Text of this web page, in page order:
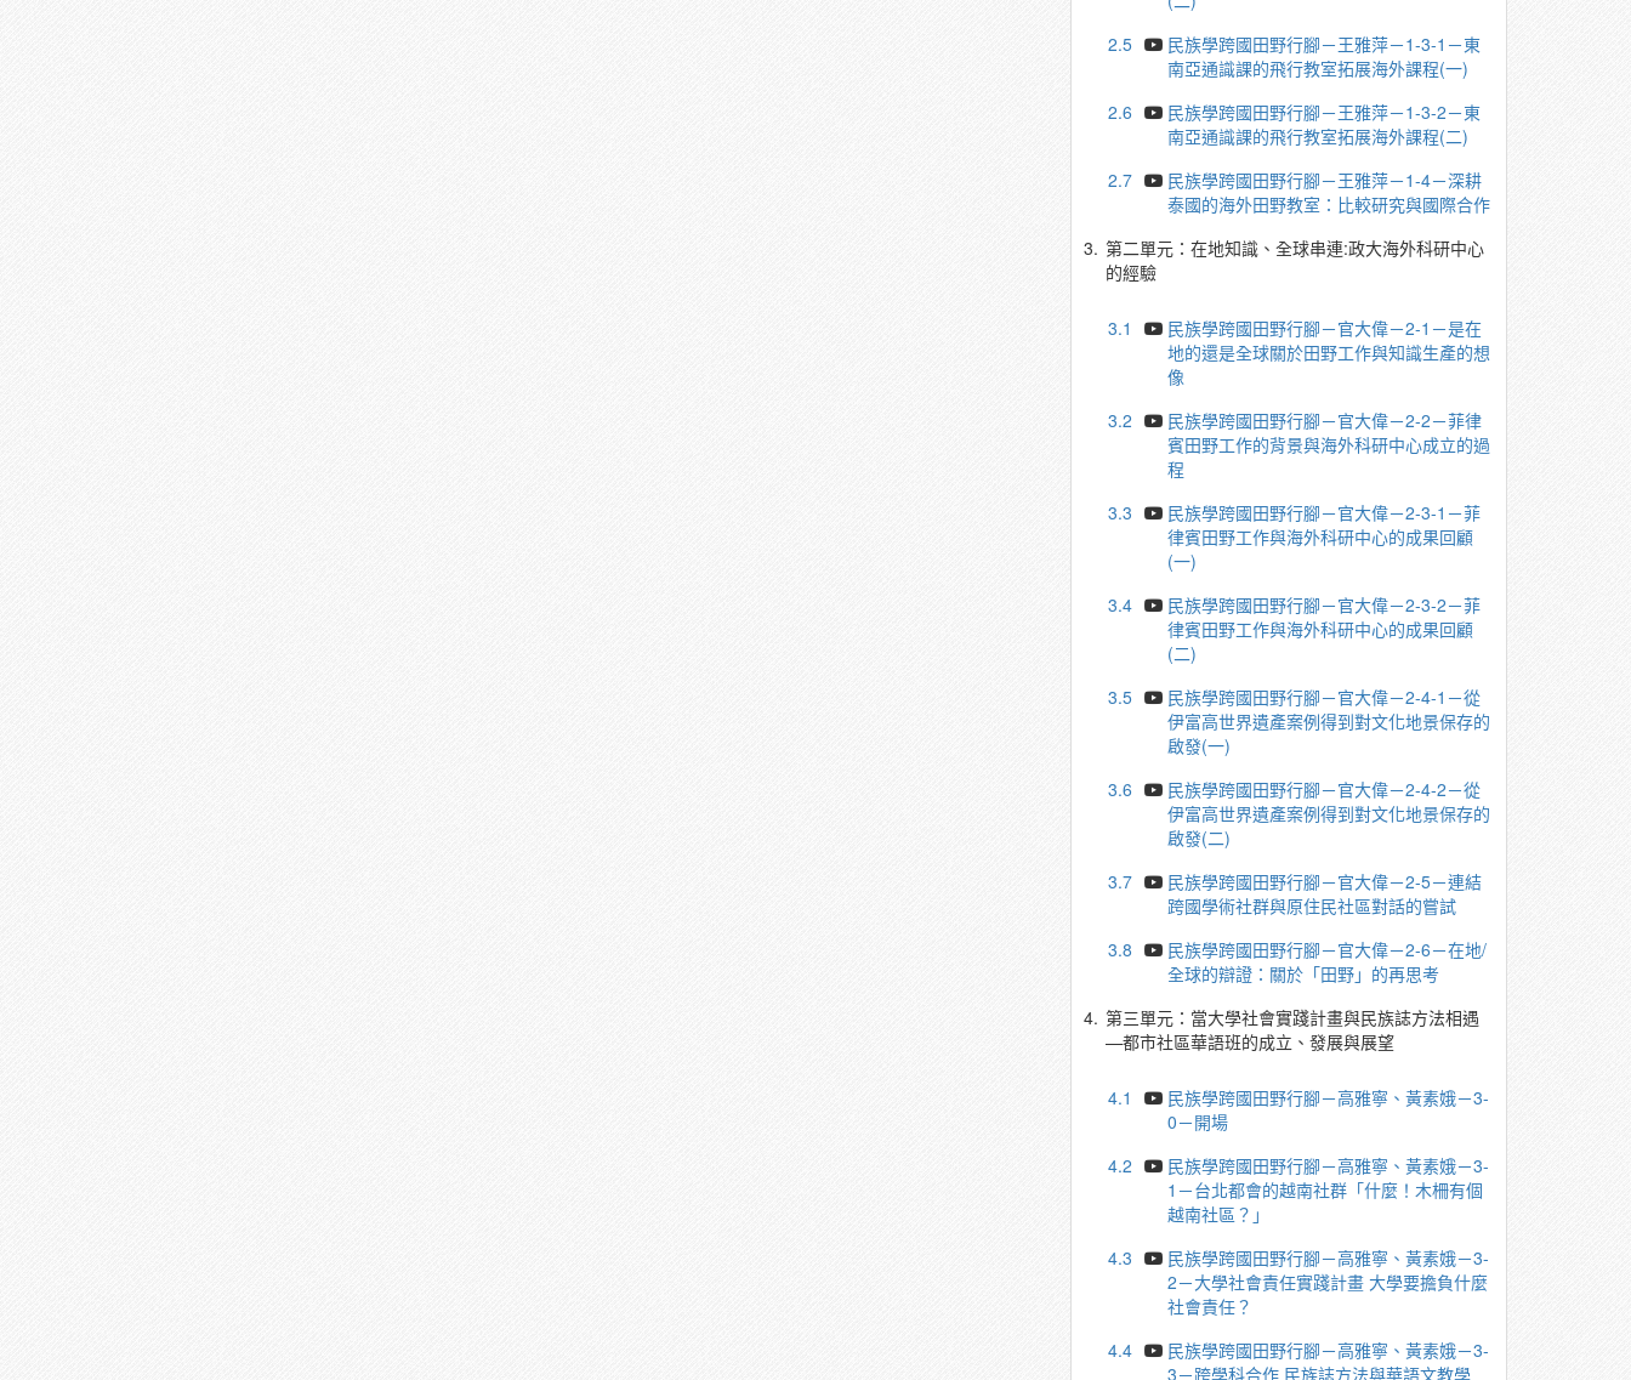
2.5
民族學跨國田野行腳－王雅萍－1-3-1－東
南亞通識課的飛行教室拓展海外課程(一)
2.6
民族學跨國田野行腳－王雅萍－1-3-2－東
南亞通識課的飛行教室拓展海外課程(二)
2.7
民族學跨國田野行腳－王雅萍－1-4－深耕
泰國的海外田野教室：比較研究與國際合作
3. 第二單元：在地知識、全球串連:政大海外科研中心
的經驗
3.1
民族學跨國田野行腳－官大偉－2-1－是在
地的還是全球關於田野工作與知識生產的想
像
3.2
民族學跨國田野行腳－官大偉－2-2－菲律
賓田野工作的背景與海外科研中心成立的過
程
3.3
民族學跨國田野行腳－官大偉－2-3-1－菲
律賓田野工作與海外科研中心的成果回顧
(一)
3.4
民族學跨國田野行腳－官大偉－2-3-2－菲
律賓田野工作與海外科研中心的成果回顧
(二)
3.5
民族學跨國田野行腳－官大偉－2-4-1－從
伊富高世界遺產案例得到對文化地景保存的
啟發(一)
3.6
民族學跨國田野行腳－官大偉－2-4-2－從
伊富高世界遺產案例得到對文化地景保存的
啟發(二)
3.7
民族學跨國田野行腳－官大偉－2-5－連結
跨國學術社群與原住民社區對話的嘗試
3.8
民族學跨國田野行腳－官大偉－2-6－在地/
全球的辯證：關於「田野」的再思考
4. 第三單元：當大學社會實踐計畫與民族誌方法相遇
—都市社區華語班的成立、發展與展望
4.1
民族學跨國田野行腳－高雅寧、黃素娥－3-
0－開場
4.2
民族學跨國田野行腳－高雅寧、黃素娥－3-
1－台北都會的越南社群「什麼！木柵有個
越南社區？」
4.3
民族學跨國田野行腳－高雅寧、黃素娥－3-
2－大學社會責任實踐計畫 大學要擔負什麼
社會責任？
4.4
民族學跨國田野行腳－高雅寧、黃素娥－3-
3－跨學科合作 民族誌方法與華語文教學